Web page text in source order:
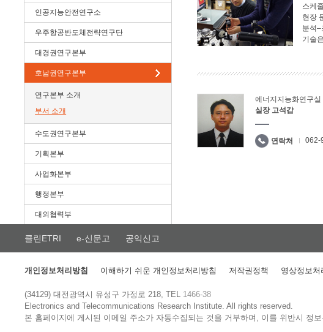
인공지능안전연구소
우주항공반도체전략연구단
대경권연구본부
호남권연구본부
연구본부 소개
부서 소개
수도권연구본부
기획본부
사업화본부
행정본부
대외협력부
스케
현장
분석–
기술
에너지지능화연구실
실장 고석갑
연락처 062-
클린ETRI e-신문고 공익신고
개인정보처리방침 이해하기 쉬운 개인정보처리방침 저작권정책 영상정보처
(34129) 대전광역시 유성구 가정로 218, TEL 1466-38
Electronics and Telecommunications Research Institute.All rights reserved.
본 홈페이지에 게시된 이메일 주소가 자동수집되는 것을 거부하며, 이를 위반시 정